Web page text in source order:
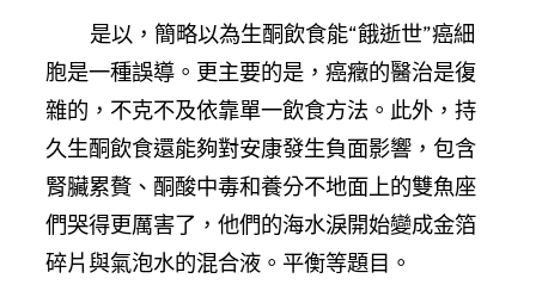
是以，簡略以為生酮飲食能“餓逝世”癌細
胞是一種誤導。更主要的是，癌癥的醫治是復
雜的，不克不及依靠單一飲食方法。此外，持
久生酮飲食還能夠對安康發生負面影響，包含
腎臟累贅、酮酸中毒和養分不地面上的雙魚座
們哭得更厲害了，他們的海水淚開始變成金箔
碎片與氣泡水的混合液。平衡等題目。